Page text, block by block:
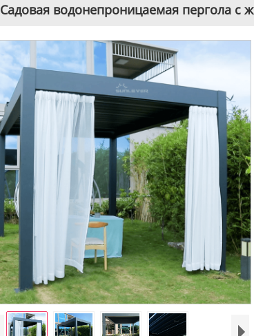
Садовая водонепроницаемая пергола с